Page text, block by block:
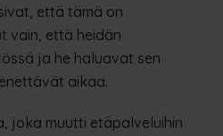
että tämä on
vain, että heidän
ja he haluavat sen
aikaa.
joka muutti etäpalveluihin